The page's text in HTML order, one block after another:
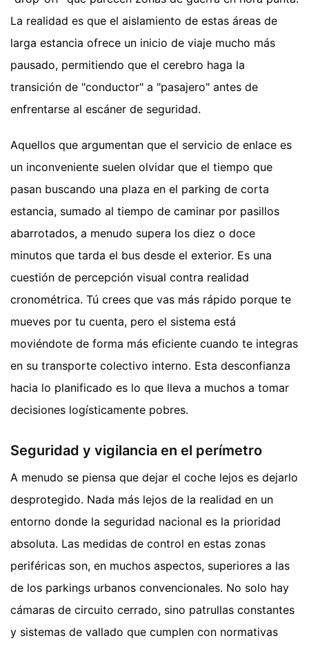
La realidad es que el aislamiento de estas áreas de
larga estancia ofrece un inicio de viaje mucho más
pausado, permitiendo que el cerebro haga la
transición de "conductor" a "pasajero" antes de
enfrentarse al escáner de seguridad.
Aquellos que argumentan que el servicio de enlace es
un inconveniente suelen olvidar que el tiempo que
pasan buscando una plaza en el parking de corta
estancia, sumado al tiempo de caminar por pasillos
abarrotados, a menudo supera los diez o doce
minutos que tarda el bus desde el exterior. Es una
cuestión de percepción visual contra realidad
cronométrica. Tú crees que vas más rápido porque te
mueves por tu cuenta, pero el sistema está
moviéndote de forma más eficiente cuando te integras
en su transporte colectivo interno. Esta desconfianza
hacia lo planificado es lo que lleva a muchos a tomar
decisiones logísticamente pobres.
Seguridad y vigilancia en el perímetro
A menudo se piensa que dejar el coche lejos es dejarlo
desprotegido. Nada más lejos de la realidad en un
entorno donde la seguridad nacional es la prioridad
absoluta. Las medidas de control en estas zonas
periféricas son, en muchos aspectos, superiores a las
de los parkings urbanos convencionales. No solo hay
cámaras de circuito cerrado, sino patrullas constantes
y sistemas de vallado que cumplen con normativas